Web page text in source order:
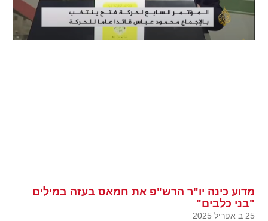
מדוע כינה יו"ר הרש"פ את חמאס בעזה במילים
"בני כלבים"
25 ב אפריל 2025